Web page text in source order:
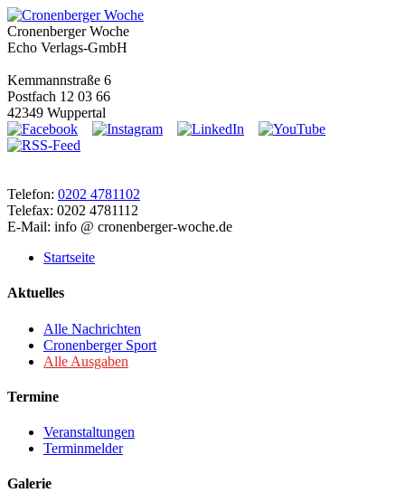
Cronenberger Woche
Echo Verlags-GmbH
Kemmannstraße 6
Postfach 12 03 66
42349 Wuppertal
Telefon: 0202 4781102
Telefax: 0202 4781112
E-Mail: info @ cronenberger-woche.de
Startseite
Aktuelles
Alle Nachrichten
Cronenberger Sport
Alle Ausgaben
Termine
Veranstaltungen
Terminmelder
Galerie